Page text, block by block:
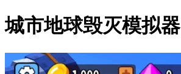
城市地球毁灭模拟器